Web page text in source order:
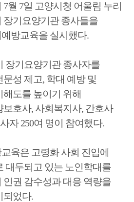
7월 7일 고양시청 어울림 누리
장기요양기관 종사들을
방교육을 실시했다.
장기요양기관 종사자를
문성 제고, 학대 예방 및
도를 높이기 위해
보호사, 사회복지사, 간호사
자250여 명이 참여했다.
육은 고령화 사회 진입에
대두되고 있는 노인학대를
인권 감수성과 대응 역량을
되었다.